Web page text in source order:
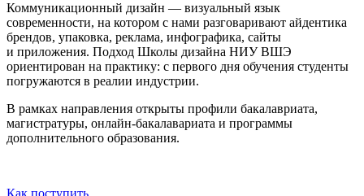
Коммуникационный дизайн — визуальный язык
современности, на котором с нами разговаривают айдентика
брендов, упаковка, реклама, инфографика, сайты
и приложения. Подход Школы дизайна НИУ ВШЭ
ориентирован на практику: с первого дня обучения студенты
погружаются в реалии индустрии.
В рамках направления открыты профили бакалавриата,
магистратуры, онлайн-бакалавариата и программы
дополнительного образования.